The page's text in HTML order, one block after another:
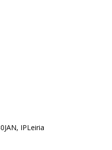
IPLeiria